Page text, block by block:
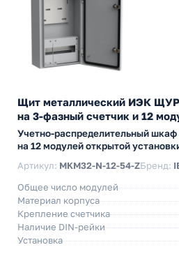
Щит металлический ИЭК
на 3-фазный счетчик и 12
Учетно-распределительный шкаф
на 12 модулей открытой
Артикул: MKM32-N-12-54-ZБренд:
Общее число модулей
Материал корпуса
Крепление счетчика
Наличие DIN-рейки
Установка